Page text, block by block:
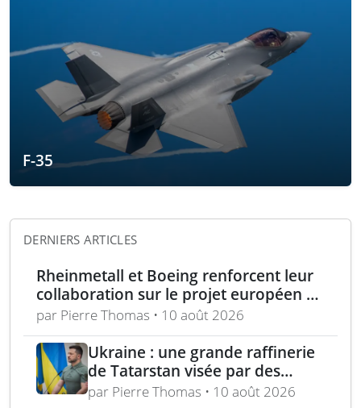
F-35
DERNIERS ARTICLES
Rheinmetall et Boeing renforcent leur
collaboration sur le projet européen de
drone de combat CCA
par Pierre Thomas • 10 août 2026
Ukraine : une grande raffinerie
de Tatarstan visée par des
bombardements
par Pierre Thomas • 10 août 2026